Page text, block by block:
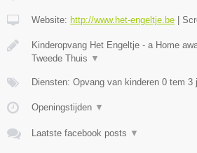
Website: http://www.het-engeltje.be
Kinderopvang Het Engeltje - a Home
Tweede Thuis ▼
Diensten: Opvang van kinderen 0 tem 3
Openingstijden ▼
Laatste facebook posts ▼